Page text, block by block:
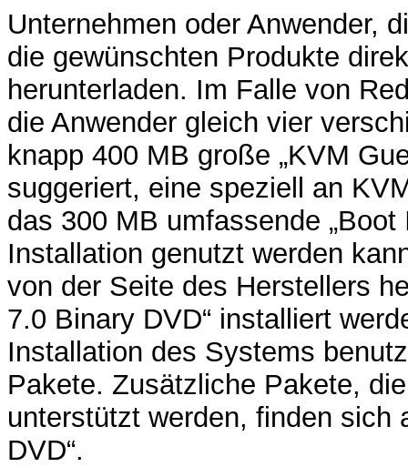
Unternehmen oder Anwender,
die gewünschten Produkte
herunterladen. Im Falle von
die Anwender gleich vier
knapp 400 MB große „KVM
suggeriert, eine speziell an
das 300 MB umfassende
Installation genutzt werden
von der Seite des Herstellers
7.0 Binary DVD“ installiert
Installation des Systems
Pakete. Zusätzliche Pakete,
unterstützt werden, finden sich
DVD“.